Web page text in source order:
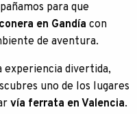
para que
en Gandía con
de aventura.
experiencia divertida,
uno de los lugares
vía ferrata en Valencia.